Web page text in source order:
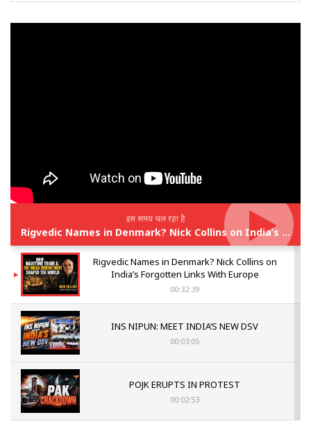
इस समय चल रहा है
Rigvedic Names in Denmark? Nick Collins on India’s Forgotten Links With Europe
Rigvedic Names in Denmark? Nick Collins on
India’s Forgotten Links With Europe
00:32:39
INS NIPUN: MEET INDIA’S NEW DSV
00:03:05
POJK ERUPTS IN PROTEST
00:02:53